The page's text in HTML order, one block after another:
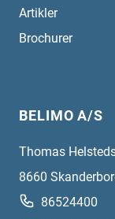
Artikler
Brochurer
BELIMO A/S
Thomas
8660
86524400